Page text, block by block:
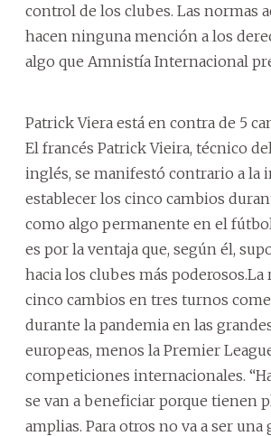
control de los clubes. Las normas
hacen ninguna mención a los
algo que Amnistía Internacional
Patrick Viera está en contra de 5
El francés Patrick Vieira, técnico
inglés, se manifestó contrario a la
establecer los cinco cambios
como algo permanente en el
es por la ventaja que, según él,
hacia los clubes más poderosos.La
cinco cambios en tres turnos
durante la pandemia en las
europeas, menos la Premier
competiciones internacionales.
se van a beneficiar porque tienen
amplias. Para otros no va a ser una